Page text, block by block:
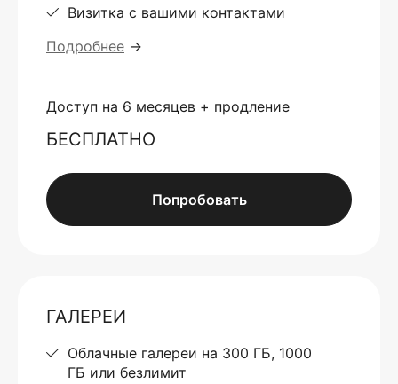
Визитка с вашими контактами
Подробнее →
Доступ на 6 месяцев + продление
БЕСПЛАТНО
Попробовать
ГАЛЕРЕИ
Облачные галереи на 300 ГБ, 1000
ГБ или безлимит